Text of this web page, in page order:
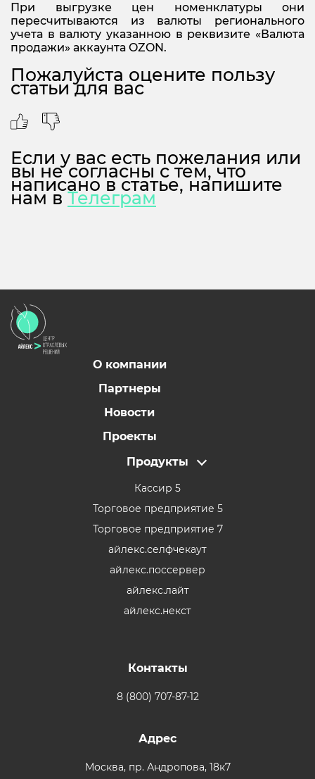
При выгрузке цен номенклатуры они
пересчитываются из валюты регионального
учета в валюту указанною в реквизите «Валюта
продажи» аккаунта OZON.
Пожалуйста оцените пользу
статьи для вас
Если у вас есть пожелания или
вы не согласны с тем, что
написано в статье, напишите
нам вТелеграм
О компании
Партнеры
Новости
Проекты
Продукты
Кассир 5
Торговое предприятие 5
Торговое предприятие 7
айлекс.селфчекаут
айлекс.поссервер
айлекс.лайт
айлекс.некст
Контакты
8 (800) 707-87-12
Адрес
Москва,пр. Андропова, 18к7